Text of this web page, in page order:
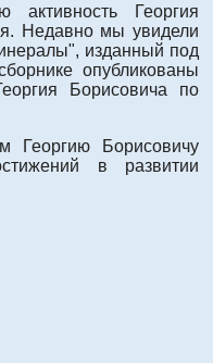
активность Георгия
Недавно мы увидели
изданный под
опубликованы
Борисовича по
Георгию Борисовичу
в развитии